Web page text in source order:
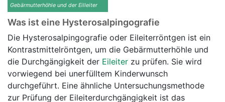
Gebärmutterhöhle und der Eilleiter
Was ist eine Hysterosalpingografie
Die Hysterosalpingografie oder Eileiterröntgen ist ein
Kontrastmittelröntgen, um die Gebärmutterhöhle und
die Durchgängigkeit der Eileiter zu prüfen. Sie wird
vorwiegend bei unerfülltem Kinderwunsch
durchgeführt. Eine ähnliche Untersuchungsmethode
zur Prüfung der Eileiterdurchgängigkeit ist das